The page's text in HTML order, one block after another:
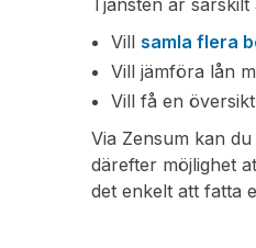
Tjänsten är
Villsamla flera
Vill jämföra lån
Vill få en
Via Zensum kan
därefter möjlighet
det enkelt att fatta